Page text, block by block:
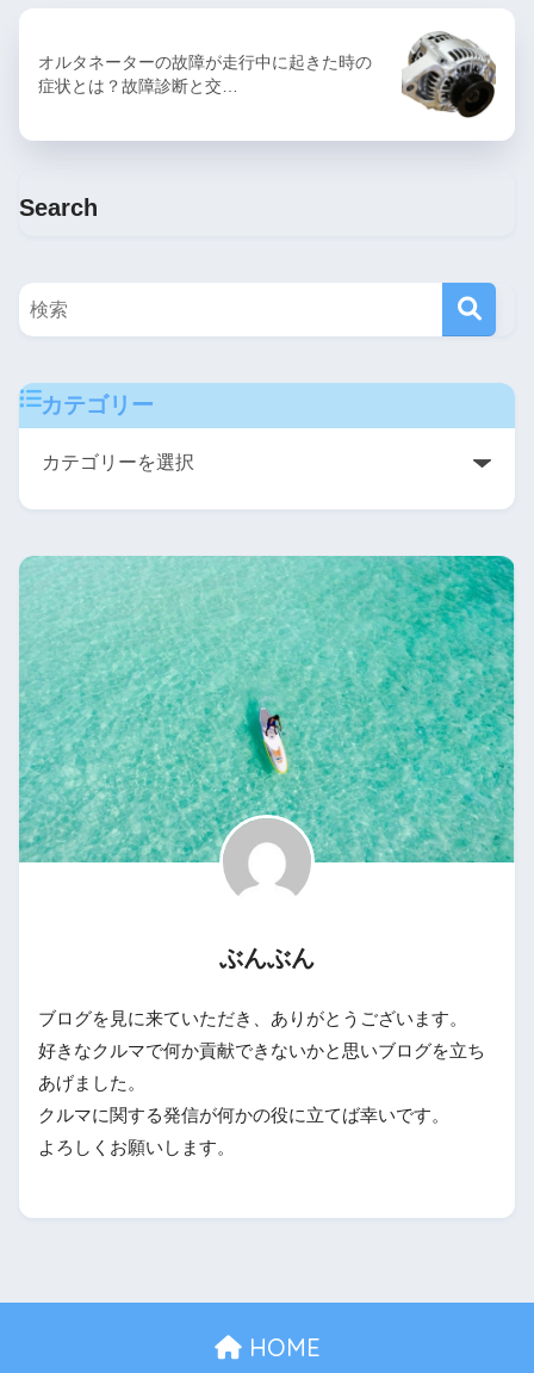
オルタネーターの故障が走行中に起きた時の
症状とは？故障診断と交…
Search
カテゴリー
ぶんぶん
ブログを見に来ていただき、ありがとうございます。
好きなクルマで何か貢献できないかと思いブログを立ち
あげました。
クルマに関する発信が何かの役に立てば幸いです。
よろしくお願いします。
HOME